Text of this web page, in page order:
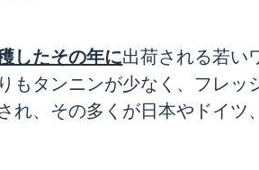
したその年に出荷される若い
もタンニンが少なく、フレッ
れ、その多くが日本やドイツ